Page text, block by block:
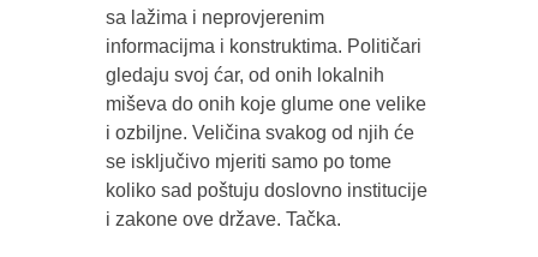
sa lažima i neprovjerenim
informacijma i konstruktima. Političari
gledaju svoj ćar, od onih lokalnih
miševa do onih koje glume one velike
i ozbiljne. Veličina svakog od njih će
se isključivo mjeriti samo po tome
koliko sad poštuju doslovno institucije
i zakone ove države. Tačka.